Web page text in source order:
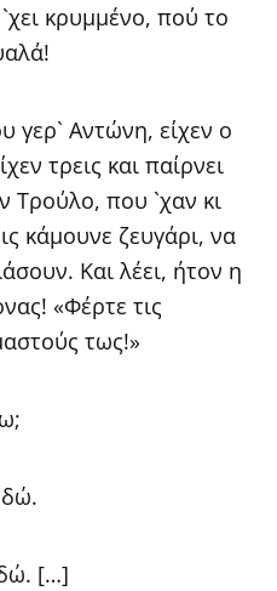
κρυμμένο, πού το
γερ` Αντώνη, είχεν ο
τρεις και παίρνει
Τρούλο, που `χαν κι
κάμουνε ζευγάρι, να
Και λέει, ήτον η
«Φέρτε τις
τως!»
[…]